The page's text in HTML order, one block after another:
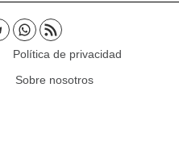
Política de privacidad
Sobre nosotros